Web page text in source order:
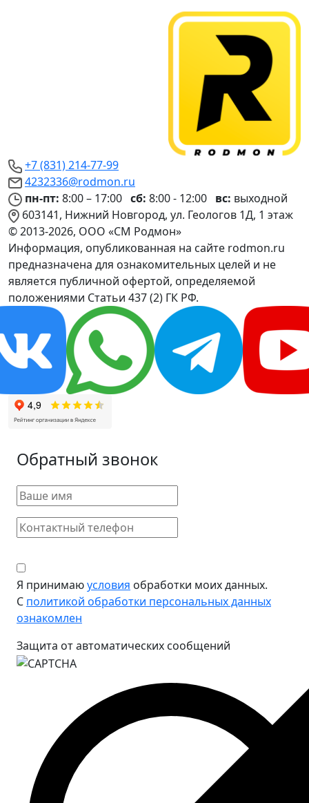
+7 (831) 214-77-99
4232336@rodmon.ru
пн-пт: 8:00 – 17:00 сб: 8:00 - 12:00 вс: выходной
603141, Нижний Новгород, ул. Геологов 1Д, 1 этаж
© 2013-2026, ООО «СМ Родмон»
Информация, опубликованная на сайте rodmon.ru
предназначена для ознакомительных целей и не
является публичной офертой, определяемой
положениями Статьи 437 (2) ГК РФ.
Обратный звонок
Я принимаюусловия обработки моих данных.
С политикой обработки персональных данных
ознакомлен
Защита от автоматических сообщений